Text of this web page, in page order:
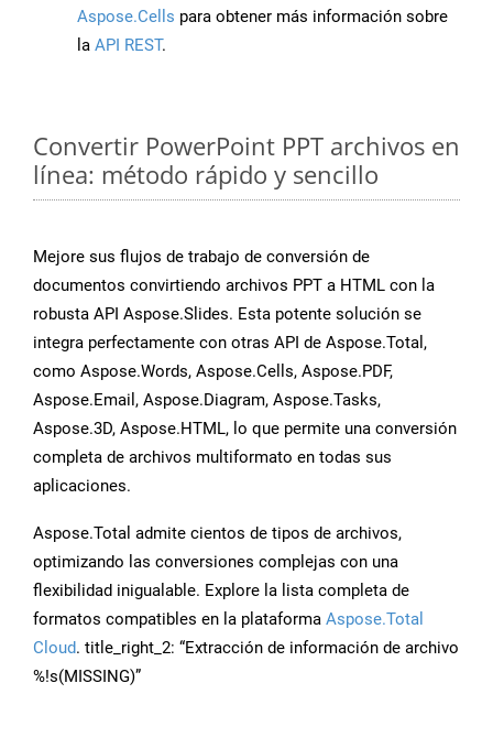
Aspose.Cells para obtener más información sobre
la API REST.
Convertir PowerPoint PPT archivos en
línea: método rápido y sencillo
Mejore sus flujos de trabajo de conversión de
documentos convirtiendo archivos PPT a HTML con la
robusta API Aspose.Slides. Esta potente solución se
integra perfectamente con otras API de Aspose.Total,
como Aspose.Words, Aspose.Cells, Aspose.PDF,
Aspose.Email, Aspose.Diagram, Aspose.Tasks,
Aspose.3D, Aspose.HTML, lo que permite una conversión
completa de archivos multiformato en todas sus
aplicaciones.
Aspose.Total admite cientos de tipos de archivos,
optimizando las conversiones complejas con una
flexibilidad inigualable. Explore la lista completa de
formatos compatibles en la plataforma Aspose.Total
Cloud. title_right_2: “Extracción de información de archivo
%!s(MISSING)”